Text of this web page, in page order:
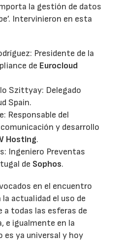
la gestión de datos
Intervinieron en esta
Presidente de la
de Eurocloud
Szittyay: Delegado
Spain.
Responsable del
y desarrollo
Hosting.
Ingeniero Preventas
de Sophos.
en el encuentro
actualidad el uso de
a todas las esferas de
e igualmente en la
es ya universal y hoy